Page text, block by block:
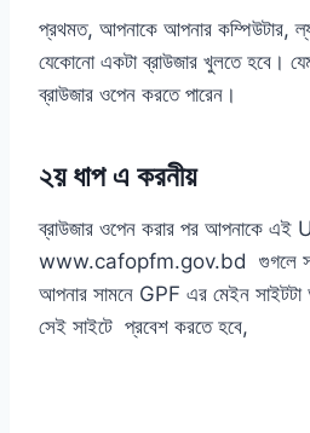
প্রথমত, আপনাকে আপনার কম্পিউটার,
যেকোনো একটা ব্রাউজার খুলতে হবে।
ব্রাউজার ওপেন করতে পারেন।
২য় ধাপ এ করনীয়
ব্রাউজার ওপেন করার পর আপনাকে এই
www.cafopfm.gov.bd গুগলে
আপনার সামনে GPF এর মেইন
সেই সাইটে প্রবেশ করতে হবে,